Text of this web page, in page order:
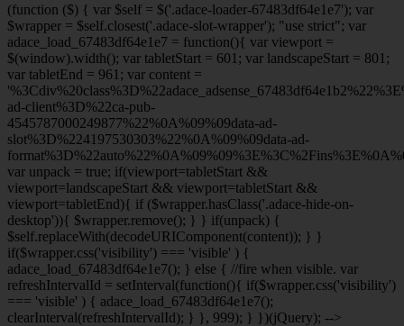
(function ($) { var $self = $('.adace-loader-67483df64e1e7'); var
$wrapper = $self.closest('.adace-slot-wrapper'); "use strict"; var
adace_load_67483df64e1e7 = function(){ var viewport =
$(window).width(); var tabletStart = 601; var landscapeStart = 801;
var tabletEnd = 961; var content =
ad-client%3D%22ca-pub-
4545787000249877%22%0A%09%09data-ad-
slot%3D%224197530303%22%0A%09%09data-ad-
var unpack = true; if(viewport=tabletStart &&
viewport=landscapeStart && viewport=tabletStart &&
viewport=tabletEnd){ if ($wrapper.hasClass('.adace-hide-on-
desktop')){ $wrapper.remove(); } } if(unpack) {
$self.replaceWith(decodeURIComponent(content)); } }
if($wrapper.css('visibility') === 'visible' ) {
adace_load_67483df64e1e7(); } else { //fire when visible. var
refreshIntervalId = setInterval(function(){ if($wrapper.css('visibility')
=== 'visible' ) { adace_load_67483df64e1e7();
clearInterval(refreshIntervalId); } }, 999); } })(jQuery); -->